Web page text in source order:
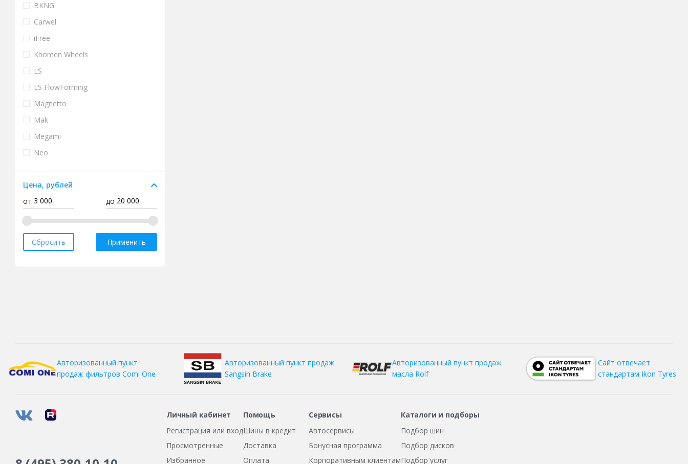
BKNG
Carwel
iFree
Khomen Wheels
LS
LS FlowForming
Magnetto
Mak
Megami
Neo
Premium Series
Replay
RPLC
RST
Tech Line
Скад
Цена, рублей
от
до
Применить
Сбросить
Авторизованный пункт
продаж фильтров Comi One
Авторизованный пункт продаж
Sangsin Brake
Авторизованный пункт продаж
масла Rolf
Сайт отвечает
стандартам Ikon Tyres
Личный кабинет
Регистрация или вход
Просмотренные
Избранное
Помощь
Шины в кредит
Доставка
Оплата
Сервисы
Автосервисы
Бонусная программа
Корпоративным клиентам
Каталоги и подборы
Подбор шин
Подбор дисков
Подбор услуг